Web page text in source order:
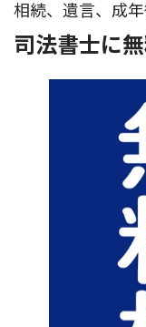
相続、遺言、成
司法書士に